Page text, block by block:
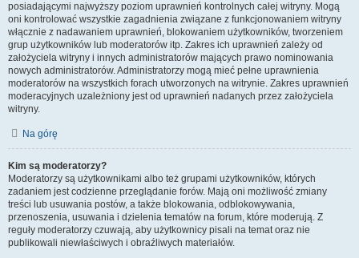
posiadającymi najwyższy poziom uprawnień kontrolnych całej witryny. Mogą
oni kontrolować wszystkie zagadnienia związane z funkcjonowaniem witryny
włącznie z nadawaniem uprawnień, blokowaniem użytkowników, tworzeniem
grup użytkowników lub moderatorów itp. Zakres ich uprawnień zależy od
założyciela witryny i innych administratorów mających prawo nominowania
nowych administratorów. Administratorzy mogą mieć pełne uprawnienia
moderatorów na wszystkich forach utworzonych na witrynie. Zakres uprawnień
moderacyjnych uzależniony jest od uprawnień nadanych przez założyciela
witryny.
Na górę
Kim są moderatorzy?
Moderatorzy są użytkownikami albo też grupami użytkowników, których
zadaniem jest codzienne przeglądanie forów. Mają oni możliwość zmiany
treści lub usuwania postów, a także blokowania, odblokowywania,
przenoszenia, usuwania i dzielenia tematów na forum, które moderują. Z
reguły moderatorzy czuwają, aby użytkownicy pisali na temat oraz nie
publikowali niewłaściwych i obraźliwych materiałów.